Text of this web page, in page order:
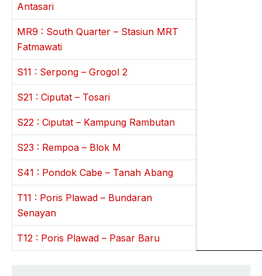
Antasari
MR9 : South Quarter – Stasiun MRT
Fatmawati
S11 : Serpong – Grogol 2
S21 : Ciputat – Tosari
S22 : Ciputat – Kampung Rambutan
S23 : Rempoa – Blok M
S41 : Pondok Cabe – Tanah Abang
T11 : Poris Plawad – Bundaran
Senayan
T12 : Poris Plawad – Pasar Baru